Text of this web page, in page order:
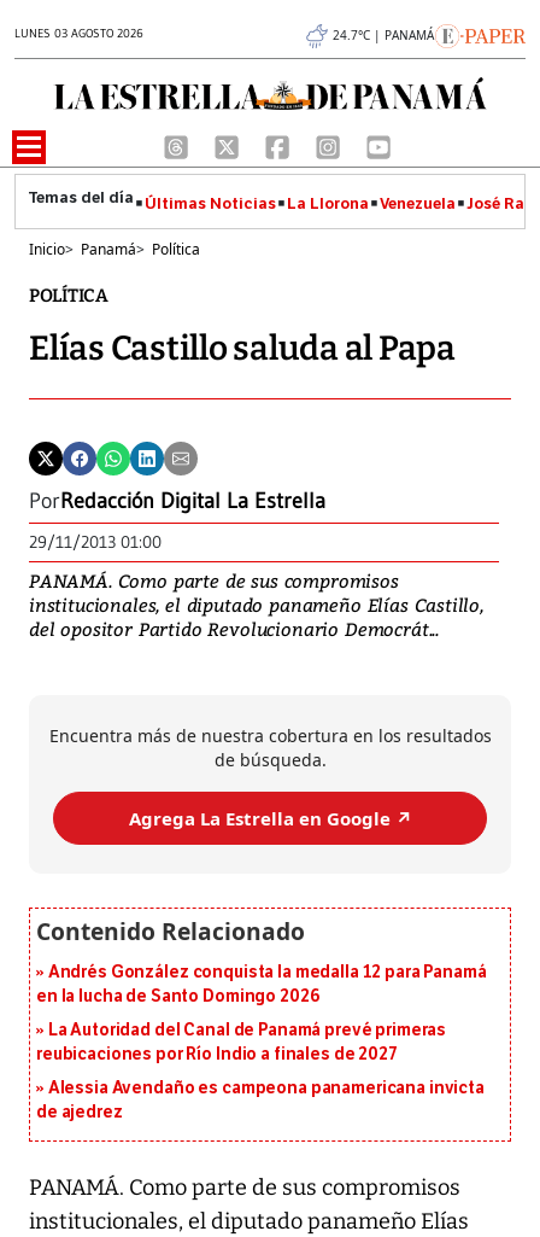
LUNES 03 AGOSTO 2026 24.7°C | PANAMÁ
Últimas Noticias La Llorona Venezuela José
Inicio> Panamá> Política
POLÍTICA
Elías Castillo saluda al Papa
PorRedacción Digital La Estrella
29/11/2013 01:00
PANAMÁ. Como parte de sus compromisos
institucionales, el diputado panameño Elías Castillo,
del opositor Partido Revolucionario Democrát...
Encuentra más de nuestra cobertura en los resultados
de búsqueda.
Agrega La Estrella en Google ↗️
Andrés González conquista la medalla 12 para Panamá
en la lucha de Santo Domingo 2026
La Autoridad del Canal de Panamá prevé primeras
reubicaciones por Río Indio a finales de 2027
Alessia Avendaño es campeona panamericana invicta
de ajedrez
PANAMÁ. Como parte de sus compromisos
institucionales, el diputado panameño Elías